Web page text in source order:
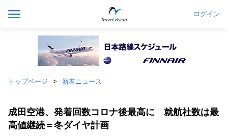
ログイン
トップページ 新着ニュース
成田空港、発着回数コロナ後最高に 就航社数は最
高値継続＝冬ダイヤ計画